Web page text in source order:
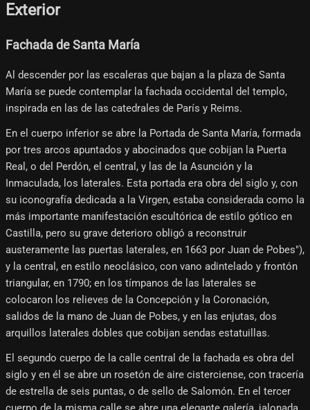
Exterior
Fachada de Santa María
Al descender por las escaleras que bajan a la plaza de Santa
María se puede contemplar la fachada occidental del templo,
inspirada en las de las catedrales de París y Reims.
En el cuerpo inferior se abre la Portada de Santa María, formada
por tres arcos apuntados y abocinados que cobijan la Puerta
Real, o del Perdón, el central, y las de la Asunción y la
Inmaculada, los laterales. Esta portada era obra del siglo y, con
su iconografía dedicada a la Virgen, estaba considerada como la
más importante manifestación escultórica de estilo gótico en
Castilla, pero su grave deterioro obligó a reconstruir
austeramente las puertas laterales, en 1663 por Juan de Pobes"),
y la central, en estilo neoclásico, con vano adintelado y frontón
triangular, en 1790; en los tímpanos de las laterales se
colocaron los relieves de la Concepción y la Coronación,
salidos de la mano de Juan de Pobes, y en las enjutas, dos
arquillos laterales dobles que cobijan sendas estatuillas.
El segundo cuerpo de la calle central de la fachada es obra del
siglo y en él se abre un rosetón de aire cisterciense, con tracería
de estrella de seis puntas, o de sello de Salomón. En el tercer